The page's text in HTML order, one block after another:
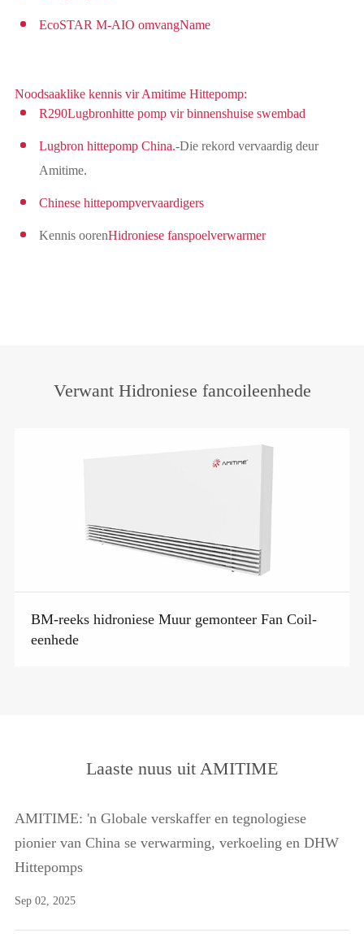
EcoSTAR M-AIO omvangName
Noodsaaklike kennis vir Amitime Hittepomp:
R290Lugbronhitte pomp vir binnenshuise swembad
Lugbron hittepomp China.-Die rekord vervaardig deur
Amitime.
Chinese hittepompvervaardigers
Kennis oorenHidroniese fanspoelverwarmer
Verwant Hidroniese fancoileenhede
BM-reeks hidroniese Muur gemonteer Fan Coil-
eenhede
Laaste nuus uit AMITIME
AMITIME: 'n Globale verskaffer en tegnologiese
pionier van China se verwarming, verkoeling en DHW
Hittepomps
Sep 02, 2025